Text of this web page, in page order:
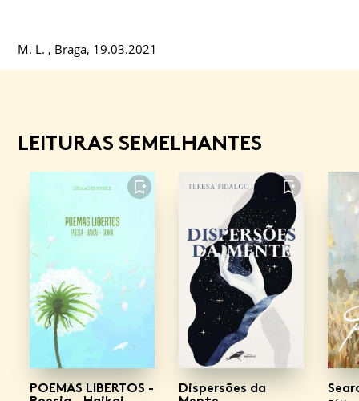
M. L. , Braga, 19.03.2021
LEITURAS SEMELHANTES
FAVORITO
POEMAS LIBERTOS -
FAVORITO
Dispersões da